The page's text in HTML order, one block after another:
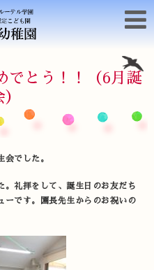
とう！！（6月誕
会でした。
。礼拝をして、誕生日のお友だち
ーです。園長先生からのお祝いの